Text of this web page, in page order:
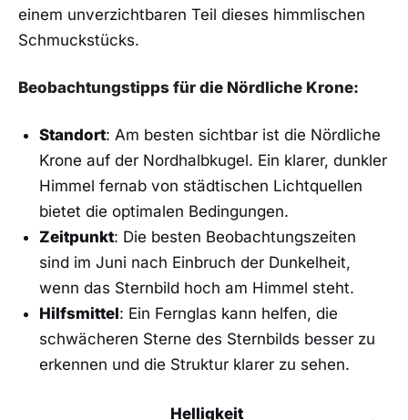
⁣einem unverzichtbaren Teil dieses‌ himmlischen
Schmuckstücks.
Beobachtungstipps für⁣ die Nördliche​ Krone:
Standort: Am besten sichtbar ‌ist die Nördliche
Krone auf der ⁢Nordhalbkugel. Ein klarer, dunkler⁤
Himmel fernab von städtischen‌ Lichtquellen
bietet‍ die optimalen Bedingungen.
Zeitpunkt: Die besten Beobachtungszeiten
sind im ‍Juni nach Einbruch der Dunkelheit,
‍wenn das Sternbild hoch am Himmel steht.
Hilfsmittel: Ein Fernglas kann helfen, die‌
schwächeren Sterne des Sternbilds besser zu
erkennen und die Struktur ⁣klarer zu sehen.
Helligkeit